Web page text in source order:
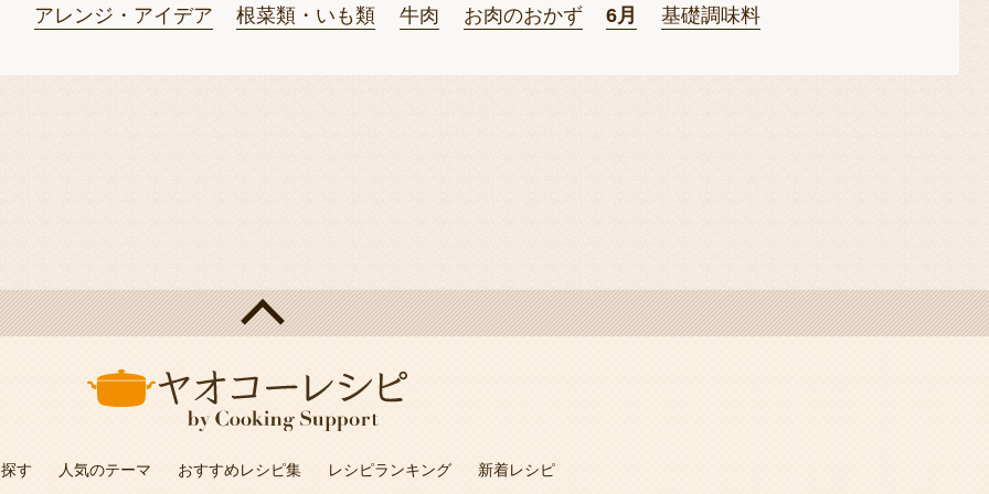
アレンジ・アイデア 根菜類・いも類 牛肉 お肉のおかず 6月 基礎調味料
す 人気のテーマ おすすめレシピ集 レシピランキング 新着レシピ